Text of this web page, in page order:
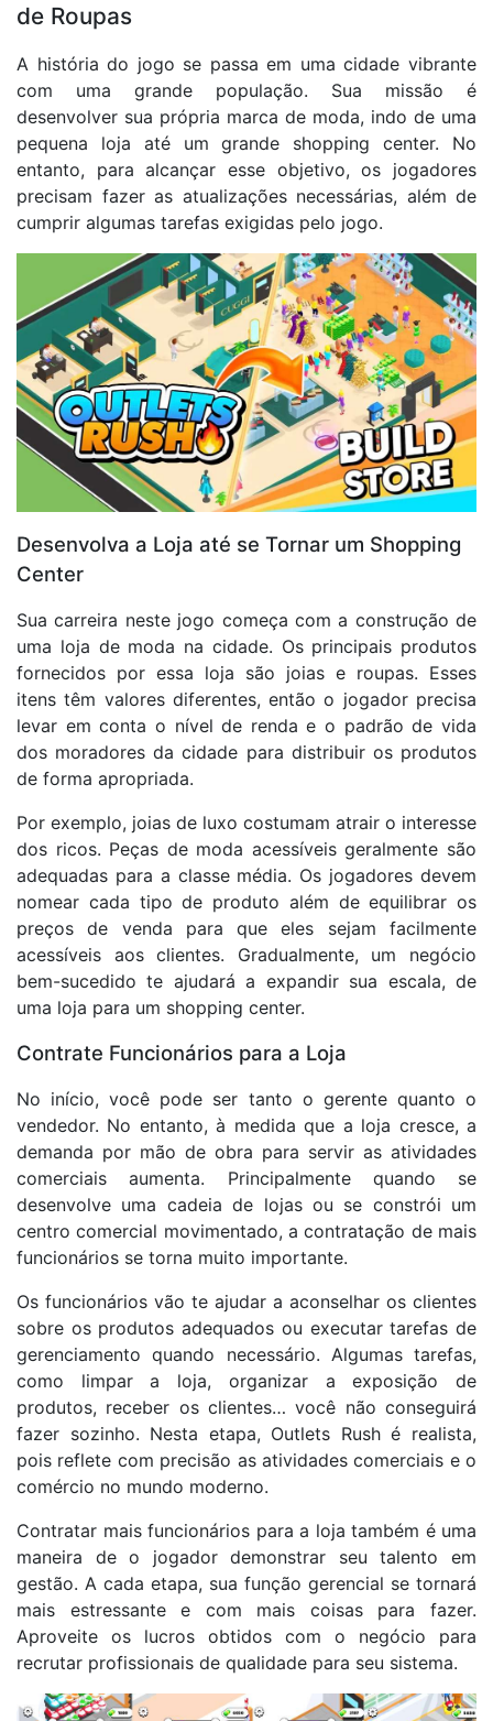
de Roupas
A história do jogo se passa em uma cidade vibrante
com uma grande população. Sua missão é
desenvolver sua própria marca de moda, indo de uma
pequena loja até um grande shopping center. No
entanto, para alcançar esse objetivo, os jogadores
precisam fazer as atualizações necessárias, além de
cumprir algumas tarefas exigidas pelo jogo.
Desenvolva a Loja até se Tornar um Shopping
Center
Sua carreira neste jogo começa com a construção de
uma loja de moda na cidade. Os principais produtos
fornecidos por essa loja são joias e roupas. Esses
itens têm valores diferentes, então o jogador precisa
levar em conta o nível de renda e o padrão de vida
dos moradores da cidade para distribuir os produtos
de forma apropriada.
Por exemplo, joias de luxo costumam atrair o interesse
dos ricos. Peças de moda acessíveis geralmente são
adequadas para a classe média. Os jogadores devem
nomear cada tipo de produto além de equilibrar os
preços de venda para que eles sejam facilmente
acessíveis aos clientes. Gradualmente, um negócio
bem-sucedido te ajudará a expandir sua escala, de
uma loja para um shopping center.
Contrate Funcionários para a Loja
No início, você pode ser tanto o gerente quanto o
vendedor. No entanto, à medida que a loja cresce, a
demanda por mão de obra para servir as atividades
comerciais aumenta. Principalmente quando se
desenvolve uma cadeia de lojas ou se constrói um
centro comercial movimentado, a contratação de mais
funcionários se torna muito importante.
Os funcionários vão te ajudar a aconselhar os clientes
sobre os produtos adequados ou executar tarefas de
gerenciamento quando necessário. Algumas tarefas,
como limpar a loja, organizar a exposição de
produtos, receber os clientes… você não conseguirá
fazer sozinho. Nesta etapa, Outlets Rush é realista,
pois reflete com precisão as atividades comerciais e o
comércio no mundo moderno.
Contratar mais funcionários para a loja também é uma
maneira de o jogador demonstrar seu talento em
gestão. A cada etapa, sua função gerencial se tornará
mais estressante e com mais coisas para fazer.
Aproveite os lucros obtidos com o negócio para
recrutar profissionais de qualidade para seu sistema.